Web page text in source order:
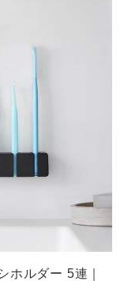
ホルダー 5連｜